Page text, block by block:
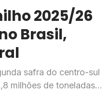
2025/26
Brasil,
safra do centro-sul
milhões de toneladas,